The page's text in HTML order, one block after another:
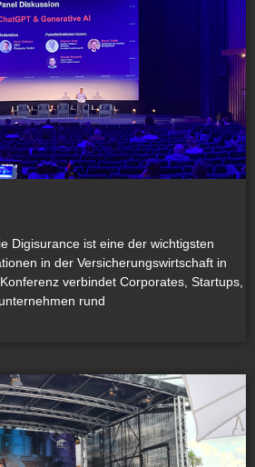
Digisurance ist eine der wichtigsten
in der Versicherungswirtschaft in
verbindet Corporates, Startups,
rund